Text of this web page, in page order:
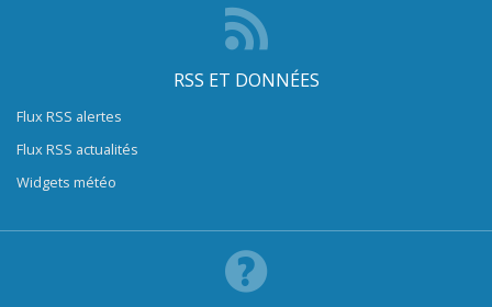
RSS ET DONNÉES
Flux RSS alertes
Flux RSS actualités
Widgets météo